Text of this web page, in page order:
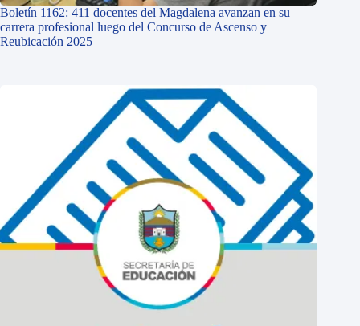
Boletín 1162: 411 docentes del Magdalena avanzan en su
carrera profesional luego del Concurso de Ascenso y
Reubicación 2025